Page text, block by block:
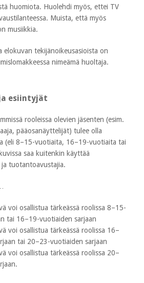
huomiota. Huolehdi myös, ettei TV
Muista, että myös
musiikkia.
elokuvan tekijänoikeusasioista on
nimeämä huoltaja.
esiintyjät
rooleissa olevien jäsenten (esim.
pääosanäyttelijät) tulee olla
(eli 8–15-vuotiaita, 16–19-vuotiaita tai
saa kuitenkin käyttää
ja tuotantoavustajia.
voi osallistua tärkeässä roolissa 8–15-
tai 16–19-vuotiaiden sarjaan
voi osallistua tärkeässä roolissa 16–
tai 20–23-vuotiaiden sarjaan
voi osallistua tärkeässä roolissa 20–